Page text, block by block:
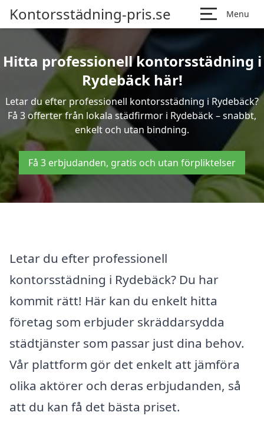
Kontorsstädning-pris.se Menu
Hitta professionell kontorsstädning i
Rydebäck här!
Letar du efter professionell kontorsstädning i Rydebäck?
Få 3 offerter från lokala städfirmor i Rydebäck – snabbt,
enkelt och utan bindning.
Få 3 erbjudanden, gratis och utan förpliktelser
Letar du efter professionell
kontorsstädning i Rydebäck? Du har
kommit rätt! Här kan du enkelt hitta
företag som erbjuder skräddarsydda
städtjänster som passar just dina behov.
Vår plattform gör det enkelt att jämföra
olika aktörer och deras erbjudanden, så
att du kan få det bästa priset.